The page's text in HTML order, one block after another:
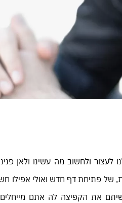
לעצור ולחשוב מה עשינו ולאן
של פתיחת דף חדש ואולי
את הקפיצה לה אתם